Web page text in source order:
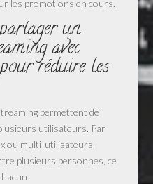
les promotions en cours.
un
avec
réduire les
permettent de
utilisateurs. Par
ou multi-utilisateurs
plusieurs personnes, ce